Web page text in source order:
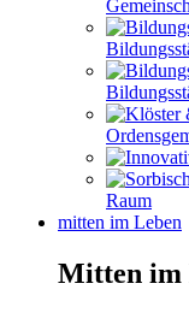
Raum
mitten im Leben
Mitten im